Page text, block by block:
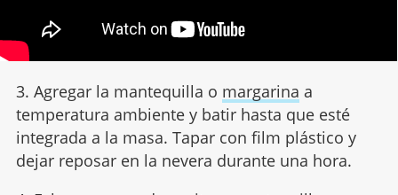
3. Agregar la mantequilla o margarina a
temperatura ambiente y batir hasta que esté
integrada a la masa. Tapar con film plástico y
dejar reposar en la nevera durante una hora.